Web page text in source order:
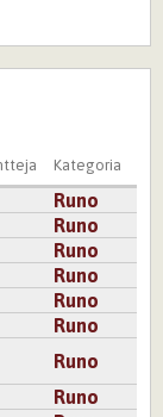
Kategoria
Runo
Runo
Runo
Runo
Runo
Runo
Runo
Runo